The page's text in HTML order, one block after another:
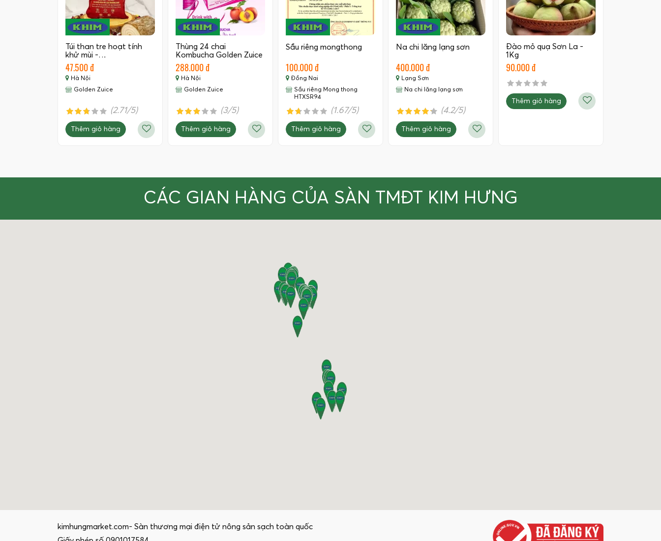
Túi than tre hoạt tính
khử mùi -…
47.500 đ
Hà Nội
Golden Zuice
(2.71/5)
Thêm giỏ hàng
Thùng 24 chai
Kombucha Golden Zuice
350 ML
288.000 đ
Hà Nội
Golden Zuice
(3/5)
Thêm giỏ hàng
Sầu riêng mongthong
100.000 đ
Đồng Nai
Sầu riêng Mong thong
HTXSR94
(1.67/5)
Thêm giỏ hàng
Na chi lăng lạng sơn
400.000 đ
Lạng Sơn
Na chi lăng lạng sơn
(4.2/5)
Thêm giỏ hàng
Đào mỏ quạ Sơn La -
1Kg
90.000 đ
Thêm giỏ hàng
CÁC GIAN HÀNG CỦA SÀN TMĐT KIM HƯNG
kimhungmarket.com- Sàn thương mại điện tử nông sản sạch toàn quốc